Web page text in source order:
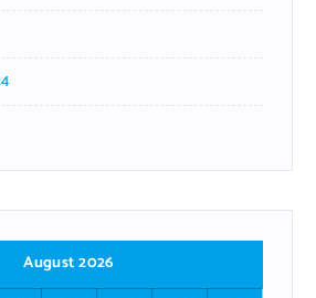
August 2026